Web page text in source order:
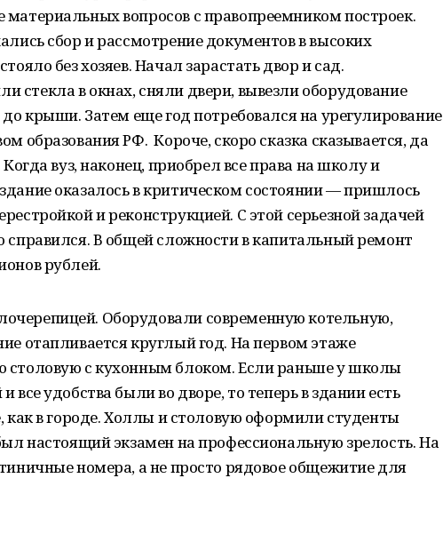
вопросов с правопреемником построек.
сбор и рассмотрение документов в высоких
без хозяев. Начал зарастать двор и сад.
стекла в окнах, сняли двери, вывезли оборудование
крыши. Затем еще год потребовался на урегулирование
образования РФ. Короче, скоро сказка сказывается, да
вуз, наконец, приобрел все права на школу и
оказалось в критическом состоянии — пришлось
и реконструкцией. С этой серьезной задачей
справился. В общей сложности в капитальный ремонт
рублей.
Оборудовали современную котельную,
отапливается круглый год. На первом этаже
столовую с кухонным блоком. Если раньше у школы
удобства были во дворе, то теперь в здании есть
как в городе. Холлы и столовую оформили студенты
настоящий экзамен на профессиональную зрелость. На
номера, а не просто рядовое общежитие для